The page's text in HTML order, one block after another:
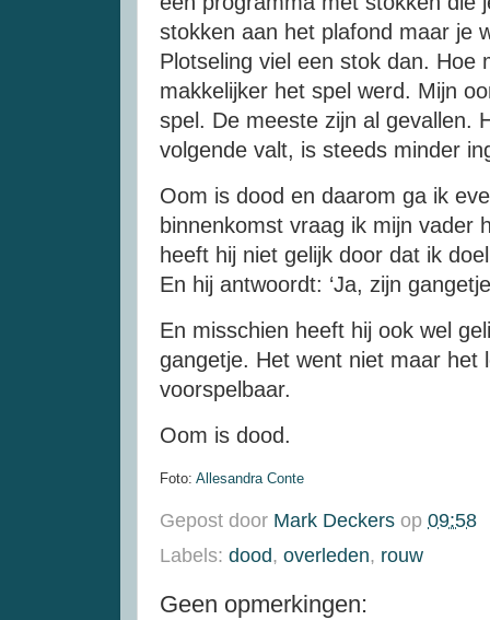
stokken aan het plafond maar je
Plotseling viel een stok dan. Hoe
makkelijker het spel werd. Mijn
spel. De meeste zijn al gevallen.
volgende valt, is steeds minder
Oom is dood en daarom ga ik
binnenkomst vraag ik mijn vader
heeft hij niet gelijk door dat ik
En hij antwoordt: ‘Ja, zijn
En misschien heeft hij ook wel
gangetje. Het went niet maar het
voorspelbaar.
Oom is dood.
Foto: Allesandra Conte
Gepost door Mark Deckers op 09:58
Labels: dood, overleden, rouw
Geen opmerkingen: